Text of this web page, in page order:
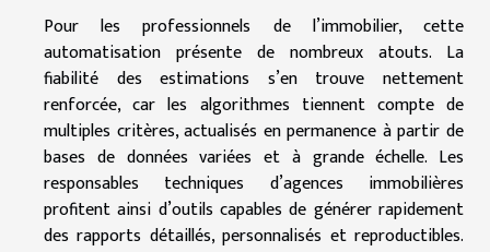
Pour les professionnels de l’immobilier, cette
automatisation présente de nombreux atouts. La
fiabilité des estimations s’en trouve nettement
renforcée, car les algorithmes tiennent compte de
multiples critères, actualisés en permanence à partir de
bases de données variées et à grande échelle. Les
responsables techniques d’agences immobilières
profitent ainsi d’outils capables de générer rapidement
des rapports détaillés, personnalisés et reproductibles.